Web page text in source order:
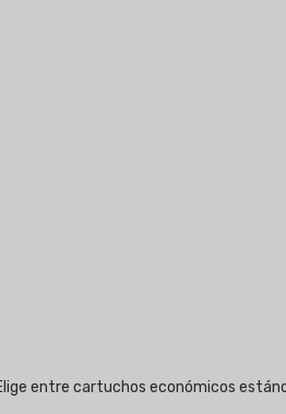
entre cartuchos económicos